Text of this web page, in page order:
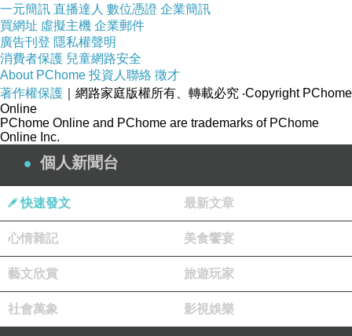
一元簡訊 直播達人 數位憑證 企業簡訊
買網址 虛擬主機 企業郵件
廣告刊登 隱私權聲明
消費者保護 兒童網路安全
About PChome 投資人聯絡 徵才
著作權保護 ｜網路家庭版權所有、轉載必究 ‧Copyright PChome
Online
PChome Online and PChome are trademarks of PChome
Online Inc.
個人新聞台
快速發文 最新文章
心情雜記 美食饗宴
藝文欣賞 旅遊玩家
社會萬象 影視娛樂